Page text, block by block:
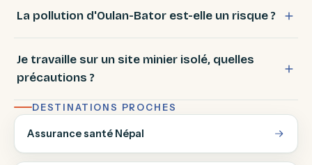
La pollution d'Oulan-Bator est-elle un risque ?
Je travaille sur un site minier isolé, quelles
précautions ?
DESTINATIONS PROCHES
Assurance santé Népal